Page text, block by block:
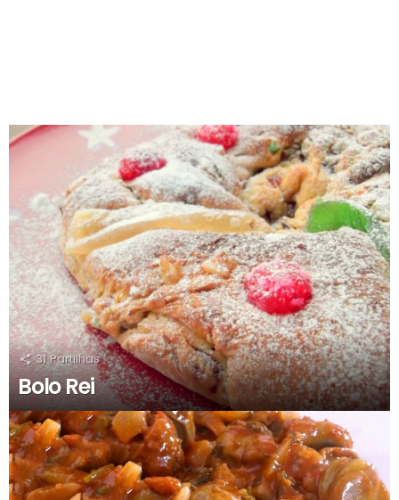
RECOMENDADOS
31 Partilhas
Bolo Rei